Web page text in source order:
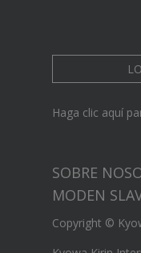
Haga clic aquí
SOBRE
MODEN
Copyright ©